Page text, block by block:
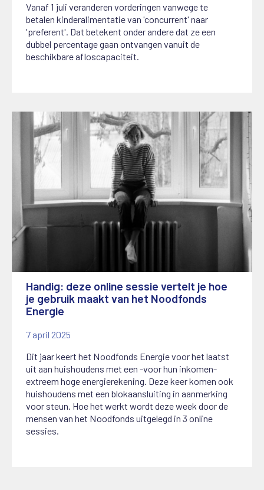
Vanaf 1 juli veranderen vorderingen vanwege te
betalen kinderalimentatie van 'concurrent' naar
'preferent'. Dat betekent onder andere dat ze een
dubbel percentage gaan ontvangen vanuit de
beschikbare afloscapaciteit.
Handig: deze online sessie vertelt je hoe
je gebruik maakt van het Noodfonds
Energie
7 april 2025
Dit jaar keert het Noodfonds Energie voor het laatst
uit aan huishoudens met een -voor hun inkomen-
extreem hoge energierekening. Deze keer komen ook
huishoudens met een blokaansluiting in aanmerking
voor steun. Hoe het werkt wordt deze week door de
mensen van het Noodfonds uitgelegd in 3 online
sessies.